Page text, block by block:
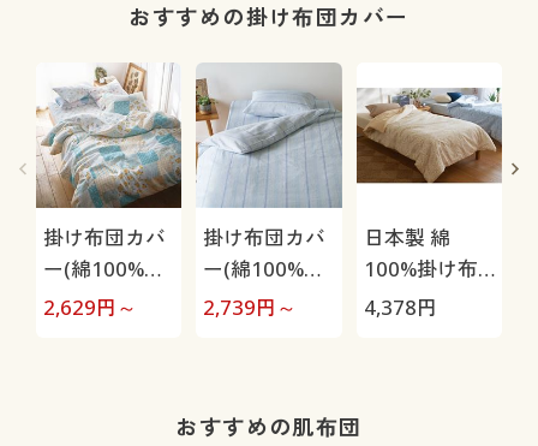
おすすめの掛け布団カバー
掛け布団カバ
ー(綿100%ダ
ブルガーゼ・
2,629円～
掛け布団カバ
ー(綿100%消
臭しじら)
2,739円～
日本製 綿
100%掛け布
団カバー
4,378円
おすすめの肌布団